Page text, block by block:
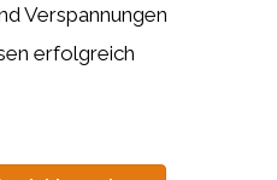
Verspannungen
erfolgreich